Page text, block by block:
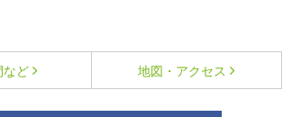
など 地図・アクセス